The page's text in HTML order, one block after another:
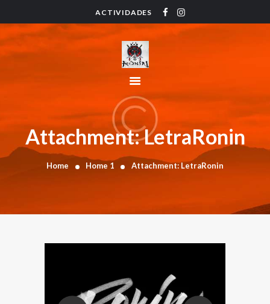
ACTIVIDADES
Attachment: LetraRonin
Home Home 1 Attachment: LetraRonin
HOME
ACTIVIDADES
INSTRUCTORES
CONTACTO
BLOG